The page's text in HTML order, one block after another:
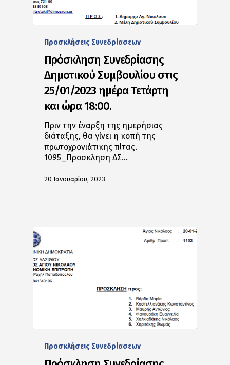
Προσκλήσεις Συνεδρίασεων
Πρόσκληση Συνεδρίασης
Δημοτικού Συμβουλίου στις
25/01/2023 ημέρα Τετάρτη
και ώρα 18:00.
Πριν την έναρξη της ημερήσιας
διάταξης, θα γίνει η κοπή της
πρωτοχρονιάτικης πίτας.
1095_Προσκληση ΔΣ…
20 Ιανουαρίου, 2023
Προσκλήσεις Συνεδρίασεων